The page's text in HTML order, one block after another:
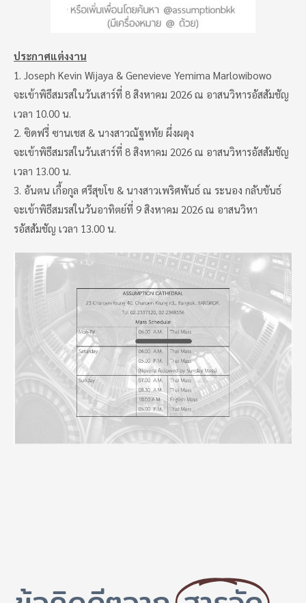
ประกาศแต่งงาน
1. Joseph Kevin Wijaya & Genevieve Yemima Marlowibowo
จะเข้าพิธีสมรสในวันเสาร์ที่ 8 สิงหาคม 2026 ณ อาสนวิหารอัสสัมชัญ
เวลา 10.00 น.
2. ซิดฟรี่ ซานเชส & นางสาวณัฐหทัย ผึ่งผดุง
จะเข้าพิธีสมรสในวันเสาร์ที่ 8 สิงหาคม 2026 ณ อาสนวิหารอัสสัมชัญ
เวลา 13.00 น.
3. อันตน เกื้อกูล ศรีสุขโข & นางสาวเพริศพันธ์ ณ ระนอง กลับขันธ์
จะเข้าพิธีสมรสในวันอาทิตย์ที่ 9 สิงหาคม 2026 ณ อาสนวิหา
รอัสสัมชัญ เวลา 13.00 น.